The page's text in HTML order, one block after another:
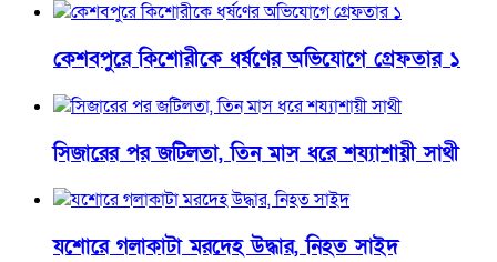
কেশবপুরে কিশোরীকে ধর্ষণের অভিযোগে গ্রেফতার ১
সিজারের পর জটিলতা, তিন মাস ধরে শয্যাশায়ী সাথী
যশোরে গলাকাটা মরদেহ উদ্ধার, নিহত সাইদ